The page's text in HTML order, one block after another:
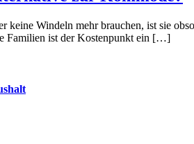
Windeln mehr brauchen, ist sie
Familien ist der Kostenpunkt ein […]